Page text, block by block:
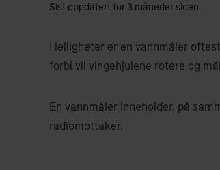
Sist oppdatert for 3 måneder siden
I leiligheter er en vannmåler
forbi vil vingehjulene rotere og
En vannmåler inneholder, på
radiomottaker.